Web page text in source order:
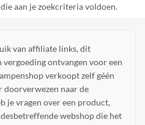
aan je zoekcriteria voldoen.
van affiliate links, dit
ontvangen voor een
verkoopt zelf géén
naar de
je vragen over een product,
webshop die het